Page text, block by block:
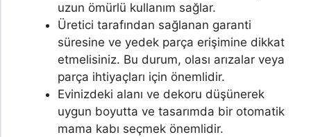
uzun ömürlü kullanım sağlar.
Üretici tarafından sağlanan garanti
süresine ve yedek parça erişimine dikkat
etmelisiniz. Bu durum, olası arızalar veya
parça ihtiyaçları için önemlidir.
Evinizdeki alanı ve dekoru düşünerek
uygun boyutta ve tasarımda bir otomatik
mama kabı seçmek önemlidir.